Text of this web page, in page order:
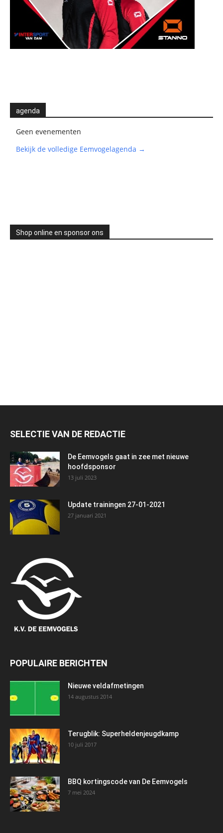
agenda
Geen evenementen
Bekijk de volledige Eemvogelagenda →
Shop online en sponsor ons
SELECTIE VAN DE REDACTIE
De Eemvogels gaat in zee met nieuwe
hoofdsponsor
13 juli 2023
Update trainingen 27-01-2021
27 januari 2021
POPULAIRE BERICHTEN
Nieuwe veldafmetingen
14 augustus 2014
Terugblik: Superheldenjeugdkamp
10 juli 2017
BBQ kortingscode van De Eemvogels
7 mei 2024